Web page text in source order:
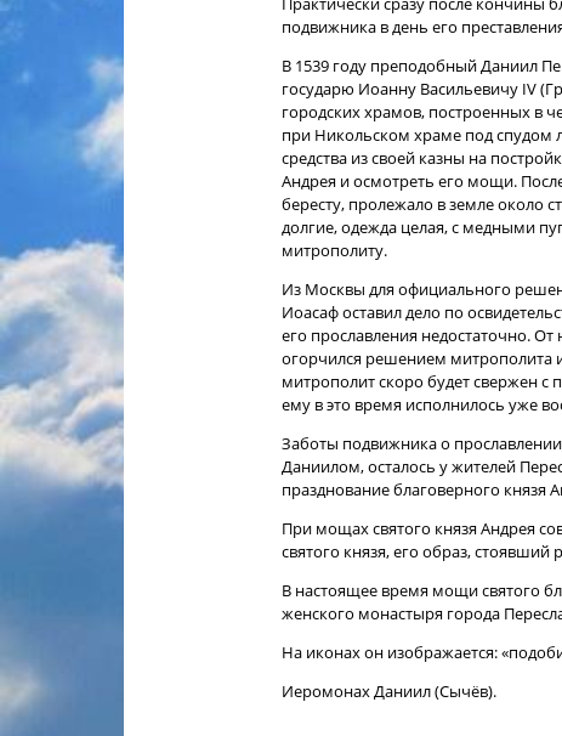
подвижника в день его
В 1539 году преподобный Даниил
государю Иоанну Васильевичу IV
городских храмов, построенных в
при Никольском храме под спудом
средства из своей казны на
Андрея и осмотреть его мощи.
бересту, пролежало в земле около
долгие, одежда целая, с медными
митрополиту.
Из Москвы для официального
Иоасаф оставил дело по
его прославления недостаточно.
огорчился решением митрополита и
митрополит скоро будет свержен с
ему в это время исполнилось уже
Заботы подвижника о
Даниилом, осталось у жителей
празднование благоверного князя
При мощах святого князя Андрея
святого князя, его образ,
В настоящее время мощи святого
женского монастыря города
На иконах он изображается:
Иеромонах Даниил (Сычёв).